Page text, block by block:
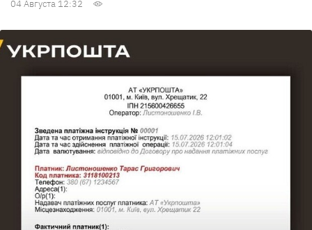
04 Августа 12:32